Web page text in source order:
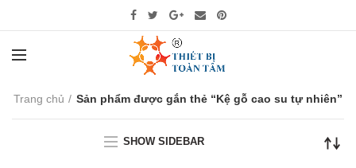
Trang chủ Sản phẩm được gắn thẻ “Kệ gỗ cao su tự nhiên”
SHOW SIDEBAR